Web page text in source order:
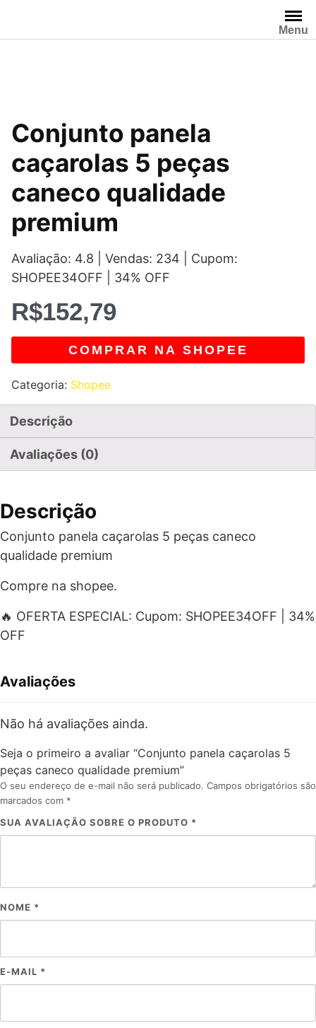
o
Menu
Conjunto panela
caçarolas 5 peças
caneco qualidade
premium
Avaliação: 4.8 | Vendas: 234 | Cupom:
SHOPEE34OFF | 34% OFF
R$152,79
COMPRAR NA SHOPEE
Categoria: Shopee
Descrição
Avaliações (0)
Descrição
Conjunto panela caçarolas 5 peças caneco
qualidade premium
Compre na shopee.
🔥 OFERTA ESPECIAL: Cupom: SHOPEE34OFF | 34%
OFF
Avaliações
Não há avaliações ainda.
Seja o primeiro a avaliar “Conjunto panela caçarolas 5
peças caneco qualidade premium”
O seu endereço de e-mail não será publicado. Campos obrigatórios são
marcados com *
SUA AVALIAÇÃO SOBRE O PRODUTO *
NOME *
E-MAIL *